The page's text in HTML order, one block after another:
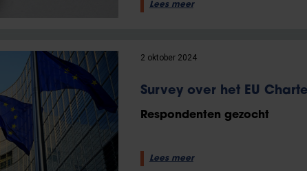
Lees meer
2 oktober 2024
Survey over het EU
Respondenten gezocht
Lees meer